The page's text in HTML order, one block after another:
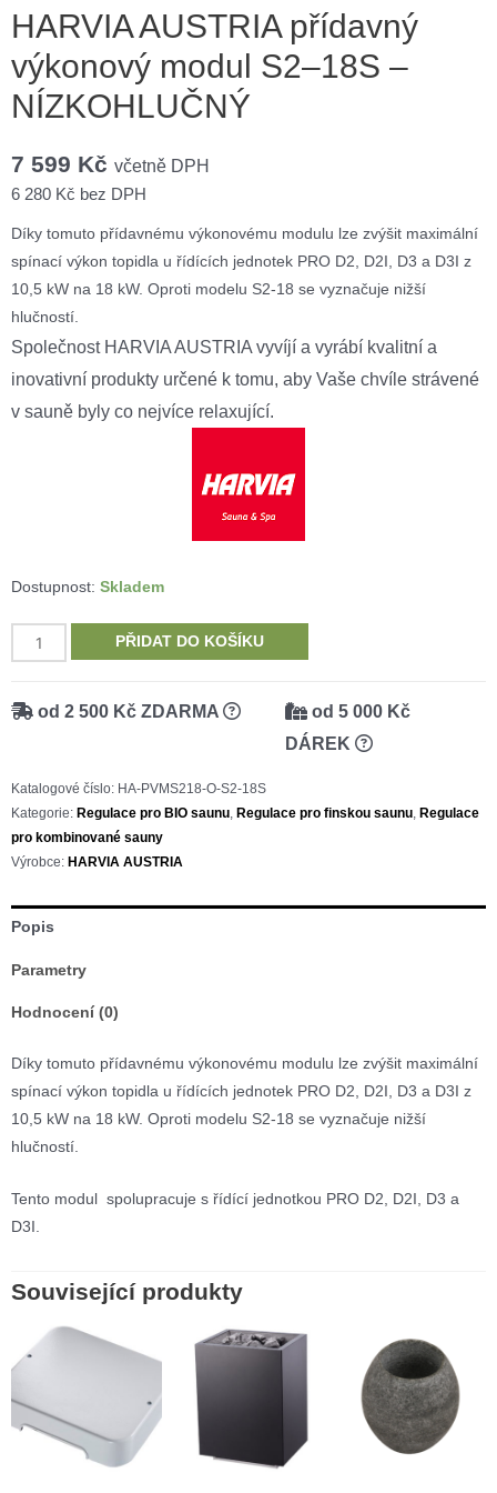
HARVIA AUSTRIA přídavný
výkonový modul S2–18S –
NÍZKOHLUČNÝ
7 599 Kč včetně DPH
6 280 Kč bez DPH
Díky tomuto přídavnému výkonovému modulu lze zvýšit maximální
spínací výkon topidla u řídících jednotek PRO D2, D2I, D3 a D3I z
10,5 kW na 18 kW. Oproti modelu S2-18 se vyznačuje nižší
hlučností.
Společnost HARVIA AUSTRIA vyvíjí a vyrábí kvalitní a
inovativní produkty určené k tomu, aby Vaše chvíle strávené
v sauně byly co nejvíce relaxující.
Dostupnost: Skladem
HARVIA
AUSTRIA
výkonový
-
NÍZKOHLUČNÝ
PŘIDAT DO KOŠÍKU
od 2 500 Kč ZDARMA
od 5 000 Kč
DÁREK
Katalogové číslo: HA-PVMS218-O-S2-18S
Kategorie: Regulace pro BIO saunu, Regulace pro finskou saunu, Regulace
pro kombinované sauny
Výrobce: HARVIA AUSTRIA
Popis
Parametry
Hodnocení (0)
Díky tomuto přídavnému výkonovému modulu lze zvýšit maximální
spínací výkon topidla u řídících jednotek PRO D2, D2I, D3 a D3I z
10,5 kW na 18 kW. Oproti modelu S2-18 se vyznačuje nižší
hlučností.
Tento modul spolupracuje s řídící jednotkou PRO D2, D2I, D3 a
D3I.
Související produkty